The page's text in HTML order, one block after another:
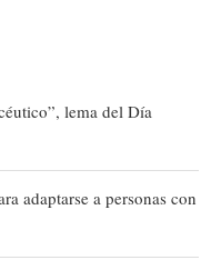
lema del Día
adaptarse a personas con